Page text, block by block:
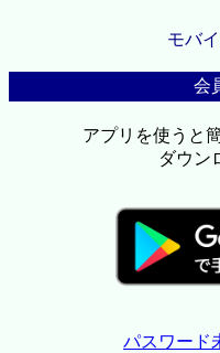
モバ
会
アプリを使うと
ダウン
パスワード